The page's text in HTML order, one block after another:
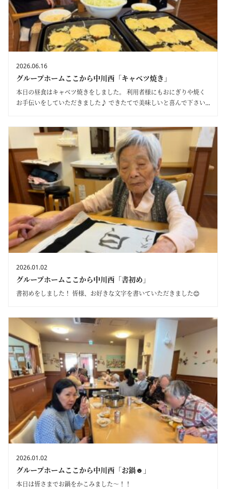
2026.06.16
グループホームここから中川西「キャベツ焼き」
本日の昼食はキャベツ焼きをしました。 利用者様にもおにぎりや焼く
お手伝いをしていただきました♪ できたてで美味しいと喜んで下さい
2026.01.02
グループホームここから中川西「書初め」
書初めをしました！ 皆様、お好きな文字を書いていただきました😊
2026.01.02
グループホームここから中川西「お鍋☻」
本日は皆さまでお鍋をかこみました～！！